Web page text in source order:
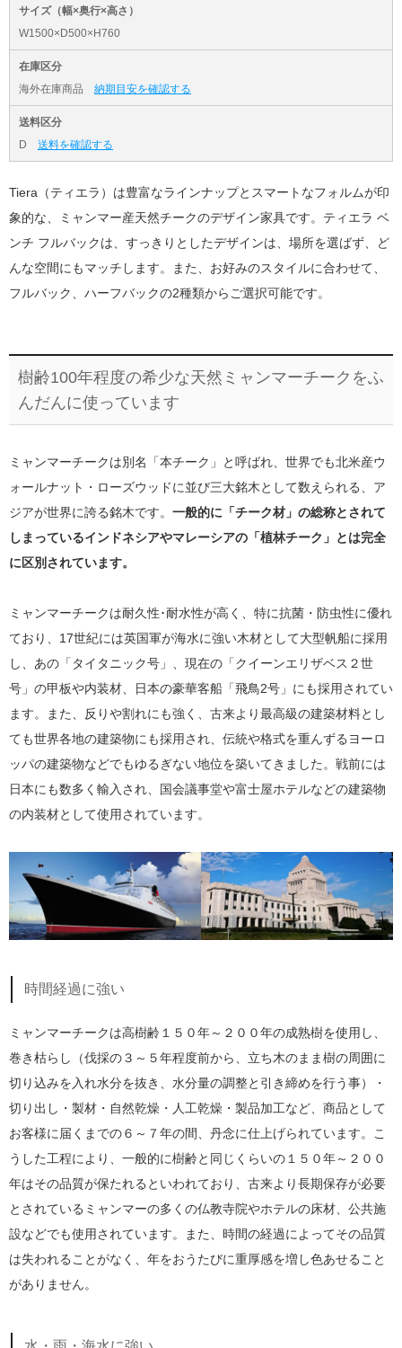
サイズ（幅×奥行×高さ）
W1500×D500×H760
在庫区分
海外在庫商品 納期目安を確認する
送料区分
D 送料を確認する
Tiera（ティエラ）は豊富なラインナップとスマートなフォルムが印
象的な、ミャンマー産天然チークのデザイン家具です。ティエラ ベ
ンチ フルバックは、すっきりとしたデザインは、場所を選ばず、ど
んな空間にもマッチします。また、お好みのスタイルに合わせて、
フルバック、ハーフバックの2種類からご選択可能です。
樹齢100年程度の希少な天然ミャンマーチークをふ
んだんに使っています
ミャンマーチークは別名「本チーク」と呼ばれ、世界でも北米産ウ
ォールナット・ローズウッドに並び三大銘木として数えられる、ア
ジアが世界に誇る銘木です。 一般的に「チーク材」の総称とされて
しまっているインドネシアやマレーシアの「植林チーク」とは完全
に区別されています。
ミャンマーチークは耐久性･耐水性が高く、特に抗菌・防虫性に優れ
ており、17世紀には英国軍が海水に強い木材として大型帆船に採用
し、あの「タイタニック号」、現在の「クイーンエリザベス２世
号」の甲板や内装材、日本の豪華客船「飛鳥2号」にも採用されてい
ます。また、反りや割れにも強く、古来より最高級の建築材料とし
ても世界各地の建築物にも採用され、伝統や格式を重んずるヨーロ
ッパの建築物などでもゆるぎない地位を築いてきました。戦前には
日本にも数多く輸入され、国会議事堂や富士屋ホテルなどの建築物
の内装材として使用されています。
時間経過に強い
ミャンマーチークは高樹齢１５０年～２００年の成熟樹を使用し、
巻き枯らし（伐採の３～５年程度前から、立ち木のまま樹の周囲に
切り込みを入れ水分を抜き、水分量の調整と引き締めを行う事）・
切り出し・製材・自然乾燥・人工乾燥・製品加工など、商品として
お客様に届くまでの６～７年の間、丹念に仕上げられています。こ
うした工程により、一般的に樹齢と同じくらいの１５０年～２００
年はその品質が保たれるといわれており、古来より長期保存が必要
とされているミャンマーの多くの仏教寺院やホテルの床材、公共施
設などでも使用されています。また、時間の経過によってその品質
は失われることがなく、年をおうたびに重厚感を増し色あせること
がありません。